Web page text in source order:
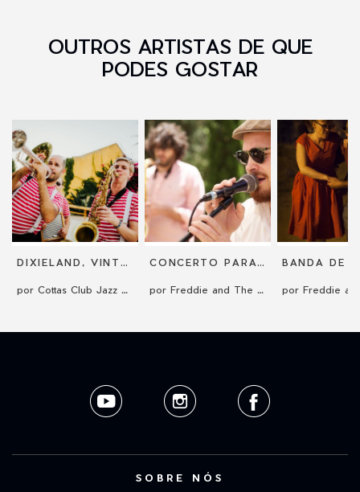
OUTROS ARTISTAS DE QUE
PODES GOSTAR
DIXIELAND, VINTAGE E STREET JAZZ
por Cottas Club Jazz Band
CONCERTO PARA EVENTOS: TRIO MUSICAL PARA COCKTAIL
por Freddie and The Pickpockets
SOBRE NÓS